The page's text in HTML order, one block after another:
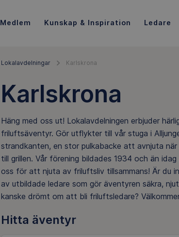
Medlem Kunskap & Inspiration Ledare
Lokalavdelningar Karlskrona
Karlskrona
Häng med oss ut! Lokalavdelningen erbjuder
friluftsäventyr. Gör utflykter till vår stuga i
strandkanten, en stor pulkabacke att avnjuta
till grillen. Vår förening bildades 1934 och än
oss för att njuta av friluftsliv tillsammans! Är du
av utbildade ledare som gör äventyren säkra,
kanske drömt om att bli friluftsledare?
Hitta äventyr